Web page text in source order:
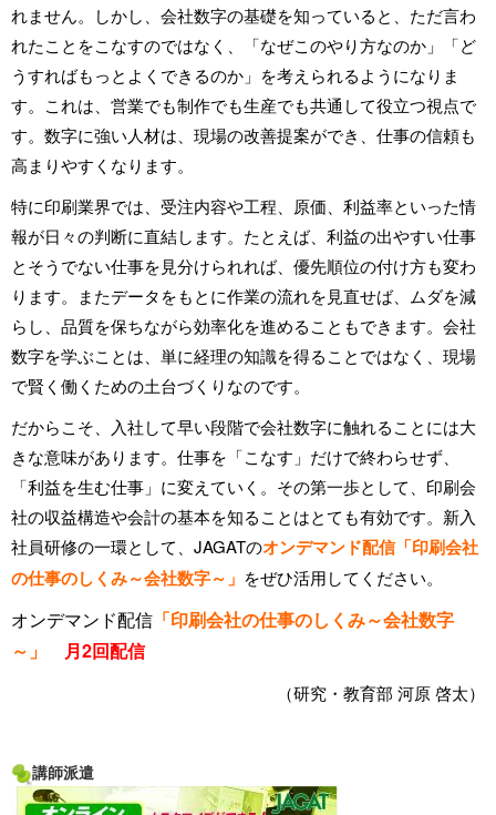
れません。しかし、会社数字の基礎を知っていると、ただ言わ
れたことをこなすのではなく、「なぜこのやり方なのか」「ど
うすればもっとよくできるのか」を考えられるようになりま
す。これは、営業でも制作でも生産でも共通して役立つ視点で
す。数字に強い人材は、現場の改善提案ができ、仕事の信頼も
高まりやすくなります。
特に印刷業界では、受注内容や工程、原価、利益率といった情
報が日々の判断に直結します。たとえば、利益の出やすい仕事
とそうでない仕事を見分けられれば、優先順位の付け方も変わ
ります。またデータをもとに作業の流れを見直せば、ムダを減
らし、品質を保ちながら効率化を進めることもできます。会社
数字を学ぶことは、単に経理の知識を得ることではなく、現場
で賢く働くための土台づくりなのです。
だからこそ、入社して早い段階で会社数字に触れることには大
きな意味があります。仕事を「こなす」だけで終わらせず、
「利益を生む仕事」に変えていく。その第一歩として、印刷会
社の収益構造や会計の基本を知ることはとても有効です。新入
社員研修の一環として、JAGATのオンデマンド配信「印刷会社
の仕事のしくみ～会社数字～」 をぜひ活用してください。
オンデマンド配信 「印刷会社の仕事のしくみ～会社数字
～」 月2回配信
（研究・教育部 河原 啓太）
講師派遣